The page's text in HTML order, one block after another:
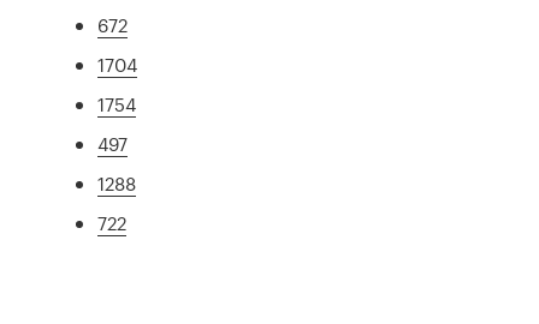
672
1704
1754
497
1288
722